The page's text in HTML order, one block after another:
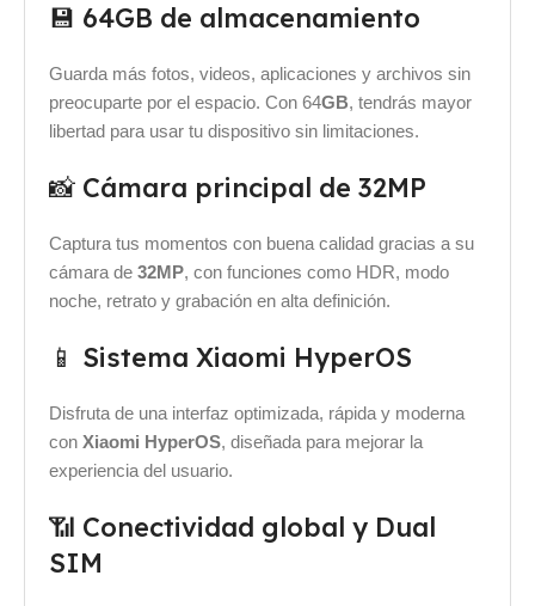
💾 64GB de almacenamiento
Guarda más fotos, videos, aplicaciones y archivos sin
preocuparte por el espacio. Con 64GB, tendrás mayor
libertad para usar tu dispositivo sin limitaciones.
📸 Cámara principal de 32MP
Captura tus momentos con buena calidad gracias a su
cámara de 32MP, con funciones como HDR, modo
noche, retrato y grabación en alta definición.
📱 Sistema Xiaomi HyperOS
Disfruta de una interfaz optimizada, rápida y moderna
con Xiaomi HyperOS, diseñada para mejorar la
experiencia del usuario.
📶 Conectividad global y Dual
SIM